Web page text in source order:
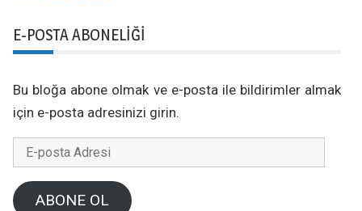
E-POSTA ABONELIĞI
Bu bloğa abone olmak ve e-posta ile bildirimler almak
için e-posta adresinizi girin.
posta
AdresiABONE OL